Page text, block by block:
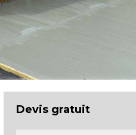
Devis gratuit